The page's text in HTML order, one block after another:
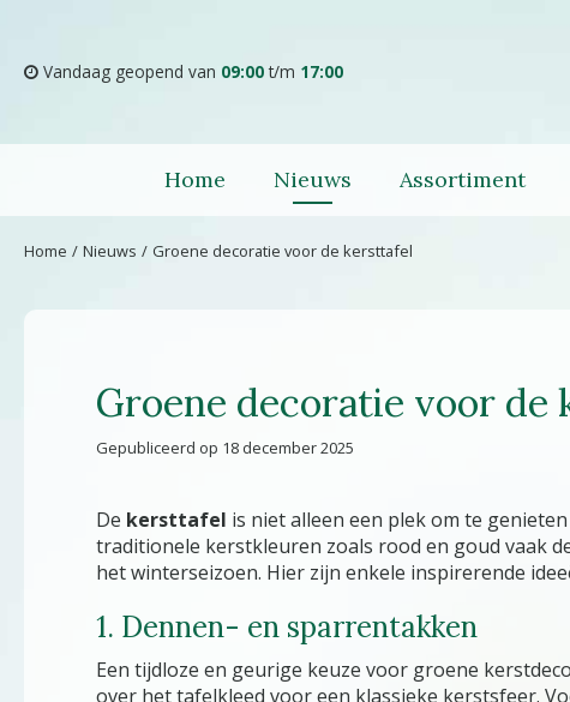
content
Home Nieuws Groene decoratie voor de kersttafel
Vandaag geopend van 09:00t/m 17:00
Home Nieuws Assortiment
Groene decoratie voor de
Gepubliceerd op 18 december 2025
De kersttafel is niet alleen een plek om te
traditionele kerstkleuren zoals rood en goud vaak
het winterseizoen. Hier zijn enkele inspirerende
1. Dennen- en sparrentakken
Een tijdloze en geurige keuze voor groene
over het tafelkleed voor een klassieke kerstsfeer.